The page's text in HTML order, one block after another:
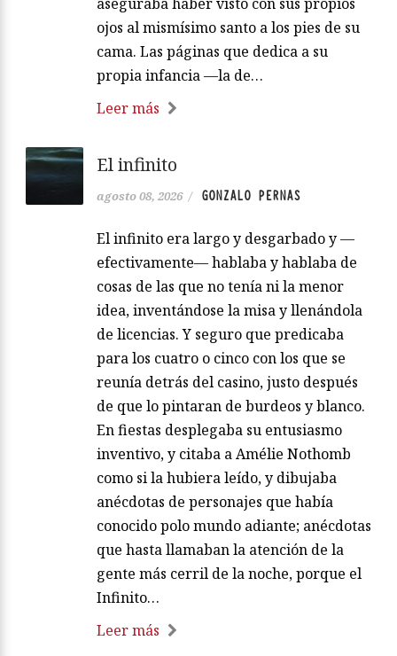
ojos al mismísimo santo a los pies de su
cama. Las páginas que dedica a su
propia infancia —la de…
Leer más
El infinito
agosto 08, 2026 / GONZALO PERNAS
El infinito era largo y desgarbado y —
efectivamente— hablaba y hablaba de
cosas de las que no tenía ni la menor
idea, inventándose la misa y llenándola
de licencias. Y seguro que predicaba
para los cuatro o cinco con los que se
reunía detrás del casino, justo después
de que lo pintaran de burdeos y blanco.
En fiestas desplegaba su entusiasmo
inventivo, y citaba a Amélie Nothomb
como si la hubiera leído, y dibujaba
anécdotas de personajes que había
conocido polo mundo adiante; anécdotas
que hasta llamaban la atención de la
gente más cerril de la noche, porque el
Infinito…
Leer más